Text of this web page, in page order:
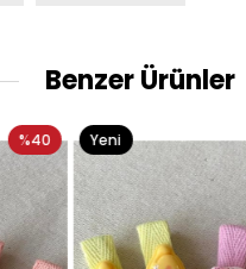
Benzer Ürünler
%40
Yeni
Ürün